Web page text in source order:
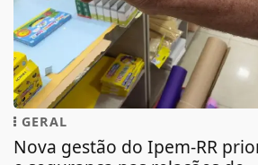
GERAL
Nova gestão do Ipem-RR